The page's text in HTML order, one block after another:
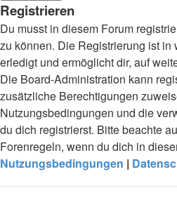
Registrieren
Du musst in diesem Forum
zu können. Die Registrierung ist
erledigt und ermöglicht dir, auf
Die Board-Administration kann
zusätzliche Berechtigungen
Nutzungsbedingungen und die
du dich registrierst. Bitte beachte
Forenregeln, wenn du dich in
Nutzungsbedingungen |